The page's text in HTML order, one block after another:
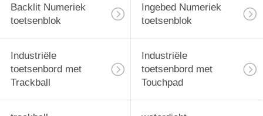
Backlit Numeriek
toetsenblok
Ingebed Numeriek
toetsenblok
Industriële
toetsenbord met
Trackball
Industriële
toetsenbord met
Touchpad